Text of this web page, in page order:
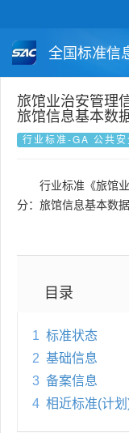
全国标准信
国家标准
团体标准
国外标准
旅馆业治安管理
旅馆信息基本数
行业标准-GA 公共安
行业标准《旅馆
分：旅馆信息基本数
目录
1 标准状态
2 基础信息
3 备案信息
4 相近标准(计